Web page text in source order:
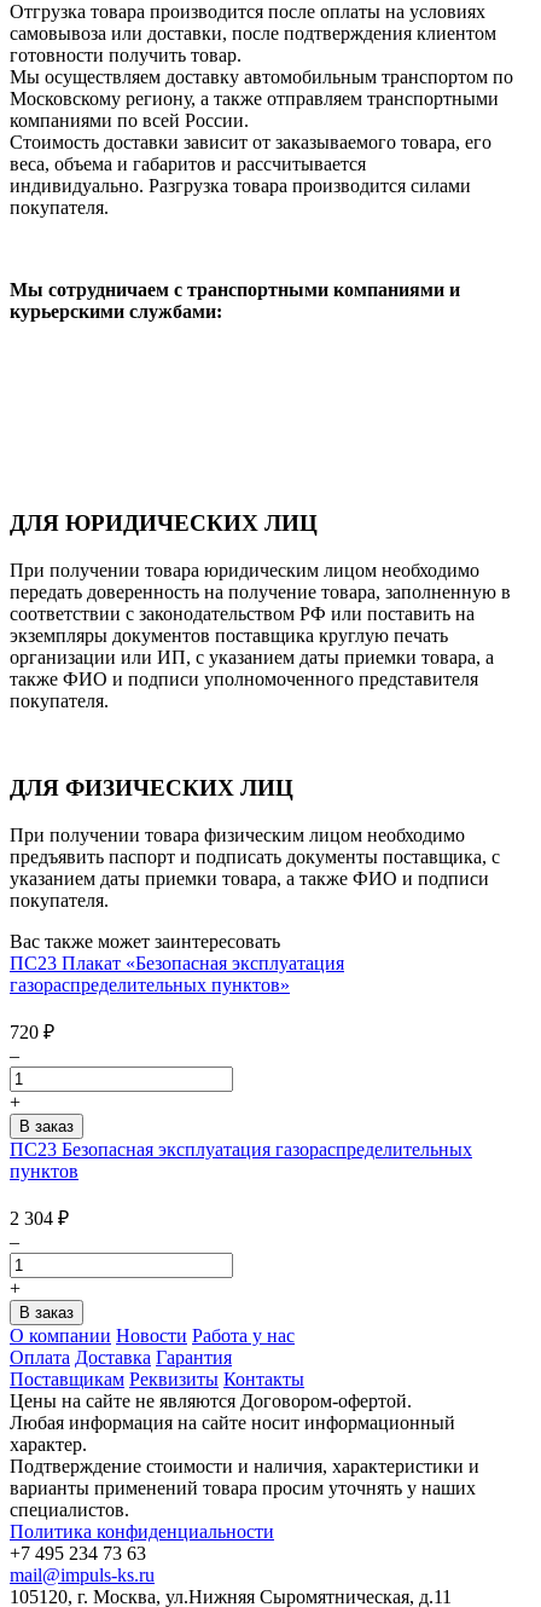
Отгрузка товара производится после оплаты на условиях
самовывоза или доставки, после подтверждения клиентом
готовности получить товар.
Мы осуществляем доставку автомобильным транспортом по
Московскому региону, а также отправляем транспортными
компаниями по всей России.
Стоимость доставки зависит от заказываемого товара, его
веса, объема и габаритов и рассчитывается
индивидуально. Разгрузка товара производится силами
покупателя.
Мы сотрудничаем с транспортными компаниями и
курьерскими службами:
ДЛЯ ЮРИДИЧЕСКИХ ЛИЦ
При получении товара юридическим лицом необходимо
передать доверенность на получение товара, заполненную в
соответствии с законодательством РФ или поставить на
экземпляры документов поставщика круглую печать
организации или ИП, с указанием даты приемки товара, а
также ФИО и подписи уполномоченного представителя
покупателя.
ДЛЯ ФИЗИЧЕСКИХ ЛИЦ
При получении товара физическим лицом необходимо
предъявить паспорт и подписать документы поставщика, с
указанием даты приемки товара, а также ФИО и подписи
покупателя.
Вас также может заинтересовать
ПС23 Плакат «Безопасная эксплуатация
газораспределительных пунктов»
720 ₽
–
+
ПС23 Безопасная эксплуатация газораспределительных
пунктов
2 304 ₽
–
+
О компании Новости Работа у нас
Оплата Доставка Гарантия
Поставщикам Реквизиты Контакты
Цены на сайте не являются Договором-офертой.
Любая информация на сайте носит информационный
характер.
Подтверждение стоимости и наличия, характеристики и
варианты применений товара просим уточнять у наших
специалистов.
Политика конфиденциальности
+7 495 234 73 63
mail@impuls-ks.ru
105120, г. Москва, ул.Нижняя Сыромятническая, д.11